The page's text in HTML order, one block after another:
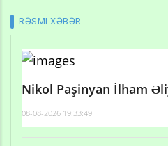
RƏSMI XƏBƏR
Nikol Paşinyan İlham
08-08-2026 19:33:49